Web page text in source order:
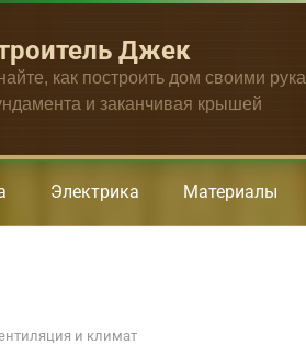
Джек
как построить дом своими
и заканчивая крышей
Электрика Материалы
и климат